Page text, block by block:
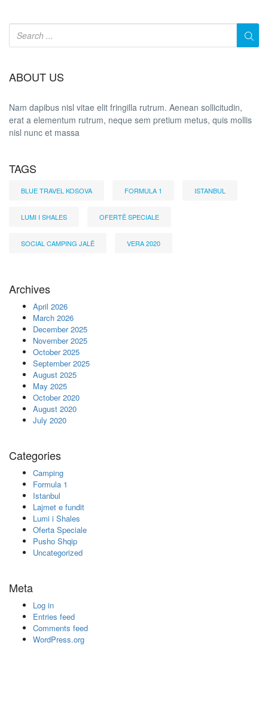
ABOUT US
Nam dapibus nisl vitae elit fringilla rutrum. Aenean sollicitudin,
erat a elementum rutrum, neque sem pretium metus, quis mollis
nisl nunc et massa
TAGS
BLUE TRAVEL KOSOVA FORMULA 1 ISTANBUL
LUMI I SHALES OFERTË SPECIALE
SOCIAL CAMPING JALË VERA 2020
Archives
April 2026
March 2026
December 2025
November 2025
October 2025
September 2025
August 2025
May 2025
October 2020
August 2020
July 2020
Categories
Camping
Formula 1
Istanbul
Lajmet e fundit
Lumi i Shales
Oferta Speciale
Pusho Shqip
Uncategorized
Meta
Log in
Entries feed
Comments feed
WordPress.org